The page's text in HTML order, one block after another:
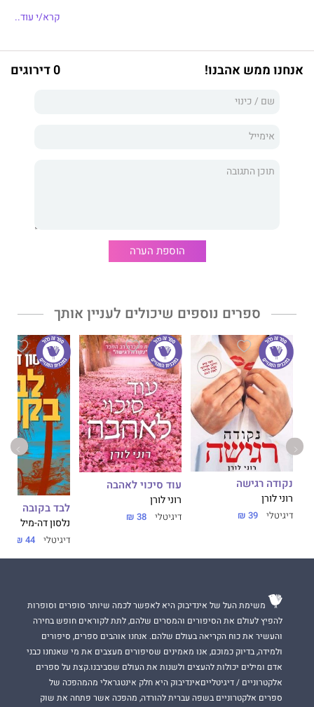
ועולמה של איימי חרב עליה. אבל אז מתגלה המתנה, אולי המתנה
תוכל לפענח. מסע בעקבות אוצר שרק איימי תוכל לגלות. הסוד
להבין אותם?
הסוד האחרון של איימי סנואו
קרא/י עוד..
אנחנו ממש אהבנו! 0 דירוגים
הוספת הערה
ספרים נוספים שיכולים לעניין אותך
נקודה רגישה
רוני לורן
דיגיטלי 39 ₪
עוד סיכוי לאהבה
רוני לורן
דיגיטלי 38 ₪
לבד בקובה
נלסון דה-מיל
דיגיטלי 44 ₪
משימת העל של אינדיבוק היא לאפשר לכמה שיותר סופרים וסופרות
להפיץ לעולם את הסיפורים והמסרים שלהם, לתת לקוראים חופש בחירה
והעשיר את כוח הקריאה בעולם שלהם. אנחנו אוהבים ספרים, סיפורים
ולמידה, בדיוק כמוכם, אנו מאמינים שסיפורים מעצבים את מי שאנחנו כבני
אדם ומילים יכולות להעצים ולשנות את העולם שסביבנו.קצת על ספרים
אלקטרוניים / דיגיטלייםאינדיבוק היא חלק אינטגראלי מהמהפכה של
ספרים אלקטרוניים בשפה עברית להורדה, מהפכה אשר פתחה את שוק